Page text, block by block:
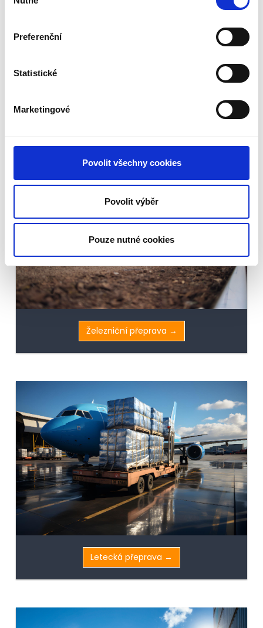
souhlasu
Preferenční
Statistické
Marketingové
Povolit všechny cookies
Povolit výběr
Pouze nutné cookies
Železniční přeprava →
Letecká přeprava →